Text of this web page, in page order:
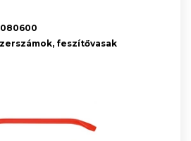
feszítővasak